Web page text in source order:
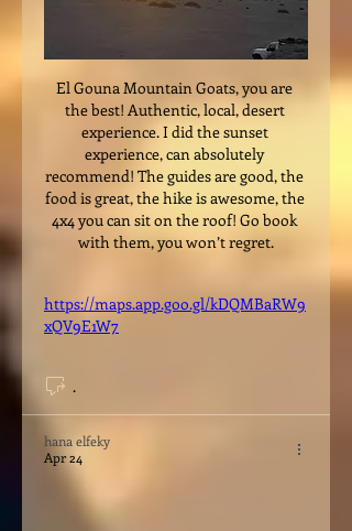
El Gouna Mountain Goats, you are
the best! Authentic, local, desert
experience. I did the sunset
experience, can absolutely
recommend! The guides are good, the
food is great, the hike is awesome, the
4x4 you can sit on the roof! Go book
with them, you won’t regret.
https://maps.app.goo.gl/kDQMBaRW9
xQV9E1W7
.
hana elfeky
Apr 24